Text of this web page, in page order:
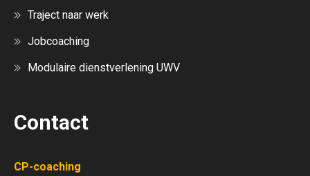
Traject naar werk
Jobcoaching
Modulaire dienstverlening UWV
Contact
CP-coaching